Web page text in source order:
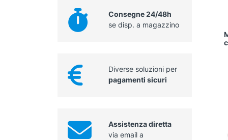
Consegne 24/48h
se disp. a magazzino
Diverse soluzioni per
pagamenti sicuri
Assistenza diretta
via email a